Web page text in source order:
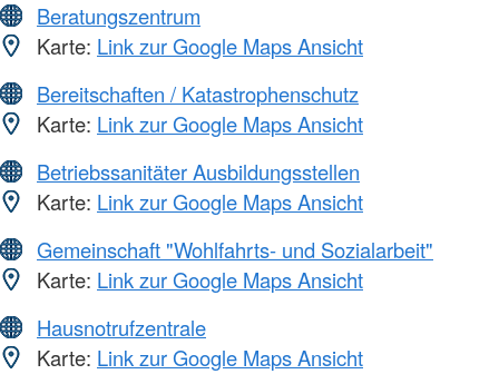
Beratungszentrum
Karte: Link zur Google Maps Ansicht
Bereitschaften / Katastrophenschutz
Karte: Link zur Google Maps Ansicht
Betriebssanitäter Ausbildungsstellen
Karte: Link zur Google Maps Ansicht
Gemeinschaft "Wohlfahrts- und Sozialarbeit"
Karte: Link zur Google Maps Ansicht
Hausnotrufzentrale
Karte: Link zur Google Maps Ansicht